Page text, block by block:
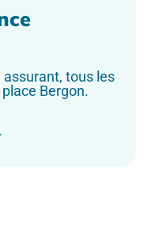
tous les
Bergon.
.